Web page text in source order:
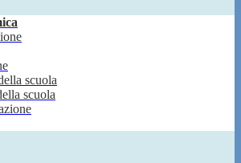
scuola
scuola